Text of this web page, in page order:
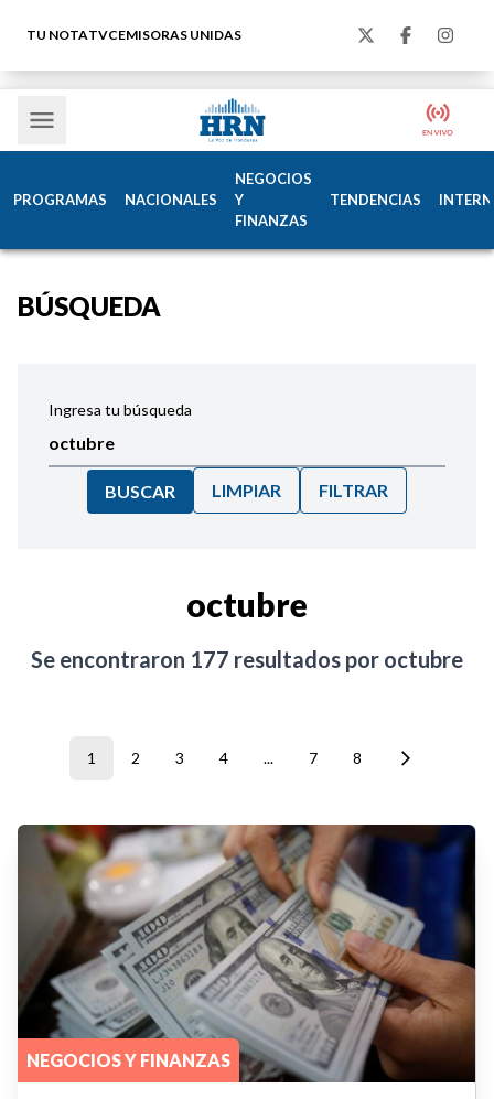
TU NOTATVCEMISORAS UNIDAS
PROGRAMAS NACIONALES
NEGOCIOS
Y
FINANZAS
TENDENCIAS
BÚSQUEDA
Ingresa tu búsqueda
BUSCAR LIMPIAR FILTRAR
octubre
Se encontraron 177 resultados por octubre
1 2 3 4 ... 7 8
NEGOCIOS Y FINANZAS